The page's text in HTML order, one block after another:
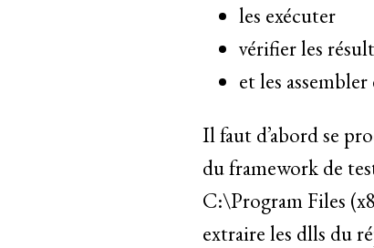
les exécuter
vérifier les
et les
Il faut d’abord se
du framework de
C:\Program Files
extraire les dlls du